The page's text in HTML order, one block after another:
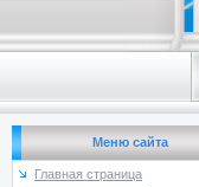
Меню сайта
Главная страница